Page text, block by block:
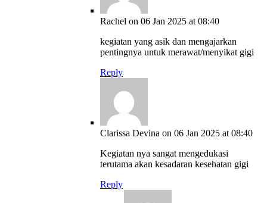
Rachel on 06 Jan 2025 at 08:40
kegiatan yang asik dan mengajarkan
pentingnya untuk merawat/menyikat gigi
Reply
Clarissa Devina on 06 Jan 2025 at 08:40
Kegiatan nya sangat mengedukasi
terutama akan kesadaran kesehatan gigi
Reply